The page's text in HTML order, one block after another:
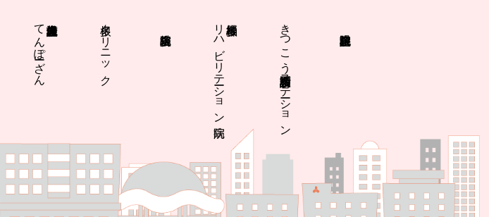
てんぽーざん 多根クリニック リハビリテーション病院 きつこう会多根訪問看護ステーション